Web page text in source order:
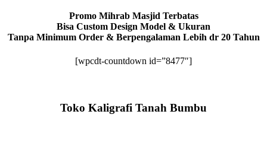
Promo Mihrab Masjid Terbatas
Bisa Custom Design Model & Ukuran
Tanpa Minimum Order & Berpengalaman Lebih dr 20 Tahun
[wpcdt-countdown id=”8477″]
Toko Kaligrafi Tanah Bumbu